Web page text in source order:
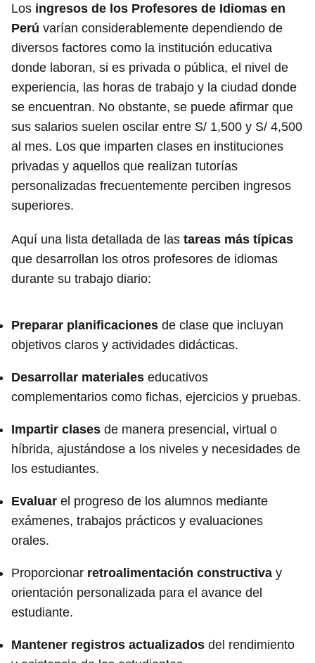
Los ingresos de los Profesores de Idiomas en
Perú varían considerablemente dependiendo de
diversos factores como la institución educativa
donde laboran, si es privada o pública, el nivel de
experiencia, las horas de trabajo y la ciudad donde
se encuentran. No obstante, se puede afirmar que
sus salarios suelen oscilar entre S/ 1,500 y S/ 4,500
al mes. Los que imparten clases en instituciones
privadas y aquellos que realizan tutorías
personalizadas frecuentemente perciben ingresos
superiores.
Aquí una lista detallada de las tareas más típicas
que desarrollan los otros profesores de idiomas
durante su trabajo diario:
Preparar planificaciones de clase que incluyan
objetivos claros y actividades didácticas.
Desarrollar materiales educativos
complementarios como fichas, ejercicios y pruebas.
Impartir clases de manera presencial, virtual o
híbrida, ajustándose a los niveles y necesidades de
los estudiantes.
Evaluar el progreso de los alumnos mediante
exámenes, trabajos prácticos y evaluaciones
orales.
Proporcionar retroalimentación constructiva y
orientación personalizada para el avance del
estudiante.
Mantener registros actualizados del rendimiento